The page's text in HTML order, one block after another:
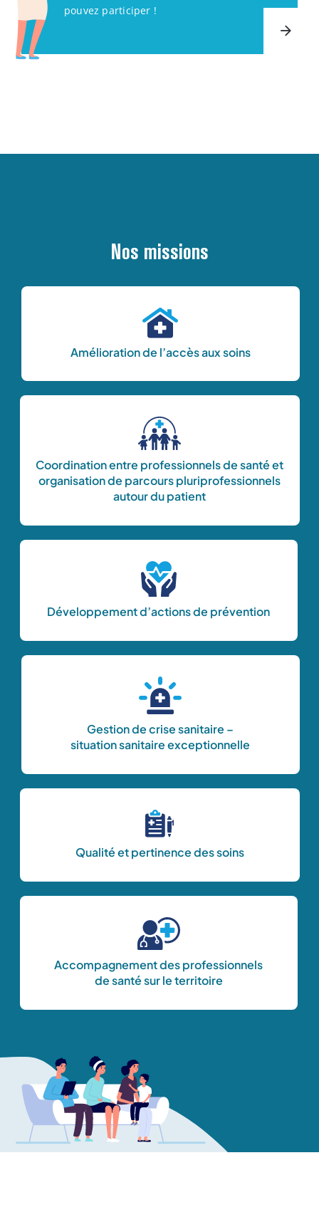
pouvez participer !
Nos missions
Amélioration de l’accès aux soins
Coordination entre professionnels de santé et
organisation de parcours pluriprofessionnels
autour du patient
Développement d’actions de prévention
Gestion de crise sanitaire –
situation sanitaire exceptionnelle
Qualité et pertinence des soins
Accompagnement des professionnels
de santé sur le territoire